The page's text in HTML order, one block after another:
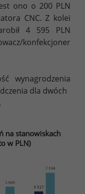
ono o 200 PLN
CNC. Z kolei
4 595 PLN
konfekcjoner
wynagrodzenia
dla dwóch
na stanowiskach
w PLN)